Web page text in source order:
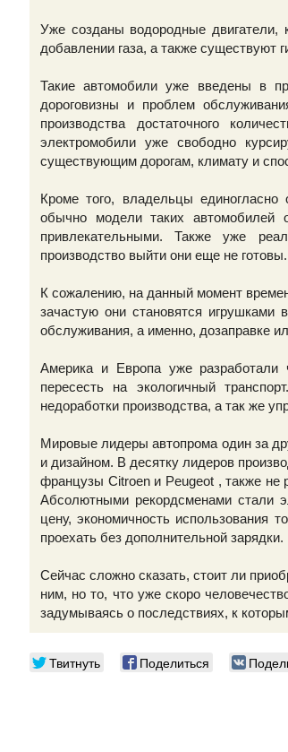
Уже созданы водородные двигатели,
добавлении газа, а также существуют
Такие автомобили уже введены в
дороговизны и проблем
производства достаточного
электромобили уже свободно
существующим дорогам, климату и
Кроме того, владельцы
обычно модели таких автомобилей
привлекательными. Также уже
производство выйти они еще не готовы.
К сожалению, на данный момент
зачастую они становятся
обслуживания, а именно, дозаправке
Америка и Европа уже
пересесть на экологичный
недоработки производства, а так же
Мировые лидеры автопрома один за
и дизайном. В десятку лидеров
французы Citroen и Peugeot , также не
Абсолютными рекордсменами стали
цену, экономичность использования
проехать без дополнительной зарядки.
Сейчас сложно сказать, стоит ли
ним, но то, что уже скоро
задумываясь о последствиях, к
Твитнуть Поделиться